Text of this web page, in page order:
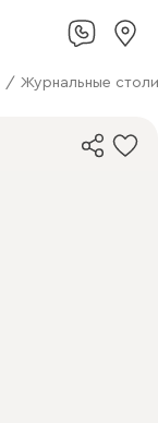
/ Журнальные